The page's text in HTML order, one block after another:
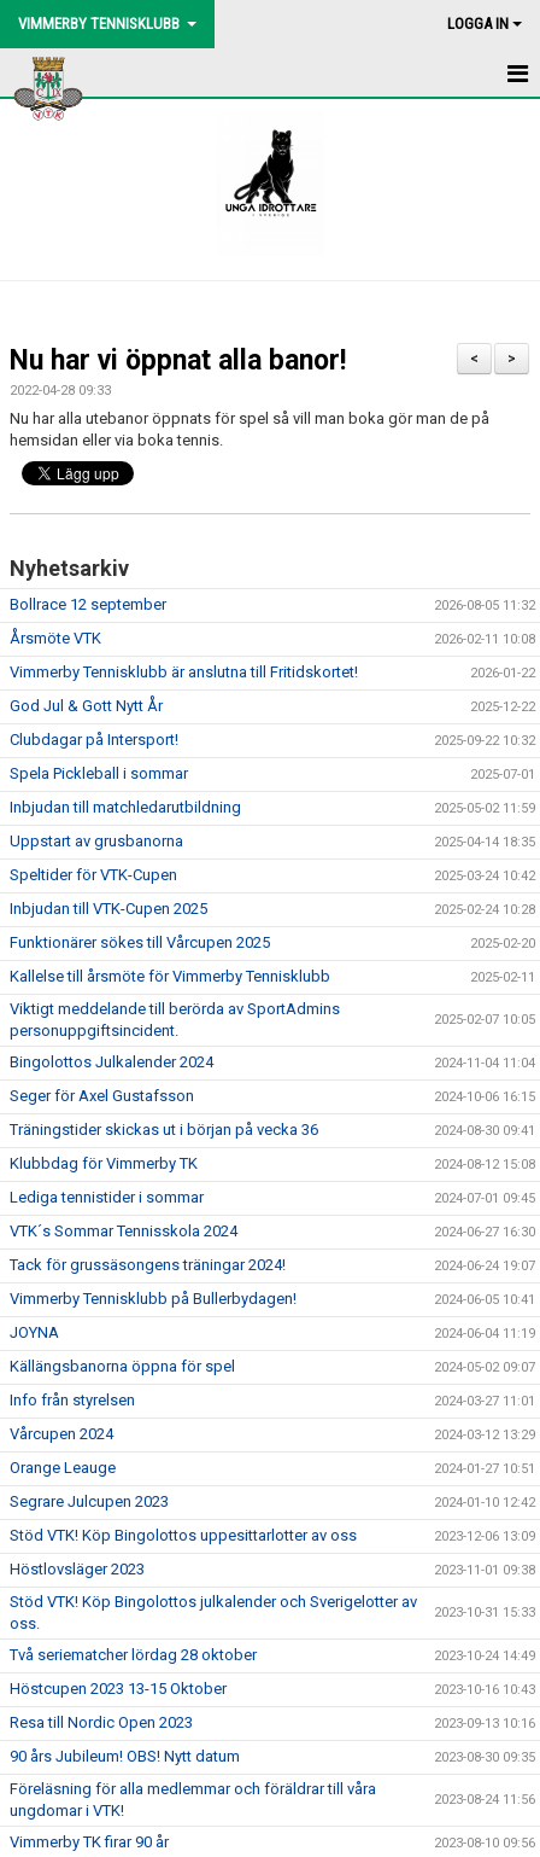
VIMMERBY TENNISKLUBB LOGGA IN
HEM
UTEBANORNA
AKTIVITETER
>
<
Nu har vi öppnat alla banor!
2022-04-28 09:33
Nu har alla utebanor öppnats för spel så vill man boka gör man de på
hemsidan eller via boka tennis.
Nyhetsarkiv
Bollrace 12 september 2026-08-05 11:32
Årsmöte VTK 2026-02-11 10:08
Vimmerby Tennisklubb är anslutna till Fritidskortet! 2026-01-22
God Jul & Gott Nytt År 2025-12-22
Clubdagar på Intersport! 2025-09-22 10:32
Spela Pickleball i sommar 2025-07-01
Inbjudan till matchledarutbildning 2025-05-02 11:59
Uppstart av grusbanorna 2025-04-14 18:35
Speltider för VTK-Cupen 2025-03-24 10:42
Inbjudan till VTK-Cupen 2025 2025-02-24 10:28
Funktionärer sökes till Vårcupen 2025 2025-02-20
Kallelse till årsmöte för Vimmerby Tennisklubb 2025-02-11
Viktigt meddelande till berörda av SportAdmins
personuppgiftsincident.
2025-02-07 10:05
Bingolottos Julkalender 2024 2024-11-04 11:04
Seger för Axel Gustafsson 2024-10-06 16:15
Träningstider skickas ut i början på vecka 36 2024-08-30 09:41
Klubbdag för Vimmerby TK 2024-08-12 15:08
Lediga tennistider i sommar 2024-07-01 09:45
VTK´s Sommar Tennisskola 2024 2024-06-27 16:30
Tack för grussäsongens träningar 2024! 2024-06-24 19:07
Vimmerby Tennisklubb på Bullerbydagen! 2024-06-05 10:41
JOYNA 2024-06-04 11:19
Källängsbanorna öppna för spel 2024-05-02 09:07
Info från styrelsen 2024-03-27 11:01
Vårcupen 2024 2024-03-12 13:29
Orange Leauge 2024-01-27 10:51
Segrare Julcupen 2023 2024-01-10 12:42
Stöd VTK! Köp Bingolottos uppesittarlotter av oss 2023-12-06 13:09
Höstlovsläger 2023 2023-11-01 09:38
Stöd VTK! Köp Bingolottos julkalender och Sverigelotter av
oss.
2023-10-31 15:33
Två seriematcher lördag 28 oktober 2023-10-24 14:49
Höstcupen 2023 13-15 Oktober 2023-10-16 10:43
Resa till Nordic Open 2023 2023-09-13 10:16
90 års Jubileum! OBS! Nytt datum 2023-08-30 09:35
Föreläsning för alla medlemmar och föräldrar till våra
ungdomar i VTK!
2023-08-24 11:56
Vimmerby TK firar 90 år 2023-08-10 09:56